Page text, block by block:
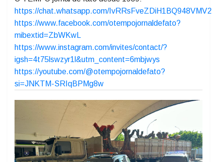
RF - Paraná e Santa Catarina
ascom.srrf09@rfb.gov.br
O TEMPO jornal de fato desde 1989:
https://chat.whatsapp.com/IvRRsFveZDiH1BQ948VMV2
https://www.facebook.com/otempojornaldefato?
mibextid=ZbWKwL
https://www.instagram.com/invites/contact/?
https://youtube.com/@otempojornaldefato?
si=JNKTM-SRIqBPMg8w